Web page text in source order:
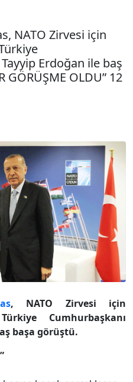
NATO Zirvesi için
Erdoğan ile baş
OLDU” 12
, NATO Zirvesi için
Cumhurbaşkanı
başa görüştü.